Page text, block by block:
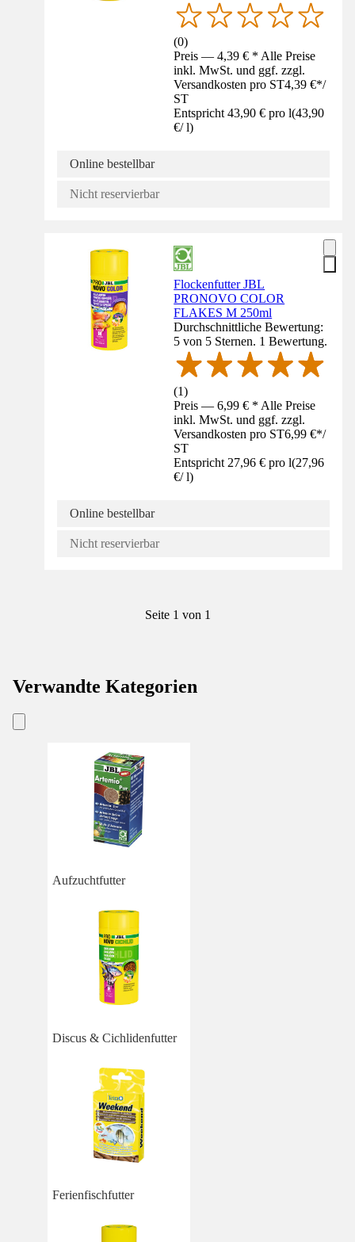
(0)
Preis — 4,39 € * Alle Preise
inkl. MwSt. und ggf. zzgl.
Versandkosten pro ST4,39 €*/
ST
Entspricht 43,90 € pro l(43,90
€/ l)
Online bestellbar
Nicht reservierbar
Flockenfutter JBL
PRONOVO COLOR
FLAKES M 250ml
Durchschnittliche Bewertung:
5 von 5 Sternen. 1 Bewertung.
(1)
Preis — 6,99 € * Alle Preise
inkl. MwSt. und ggf. zzgl.
Versandkosten pro ST6,99 €*/
ST
Entspricht 27,96 € pro l(27,96
€/ l)
Online bestellbar
Nicht reservierbar
Seite 1 von 1
Verwandte Kategorien
Aufzuchtfutter
Discus & Cichlidenfutter
Ferienfischfutter